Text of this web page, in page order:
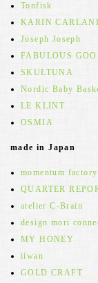
Tonfisk
KARIN
Joseph Joseph
FABULOUS
SKULTUNA
Nordic Baby
LE KLINT
OSMIA
made in Japan
momentum
QUARTER
atelier C-Brain
design mori
MY HONEY
iiwan
GOLD CRAFT